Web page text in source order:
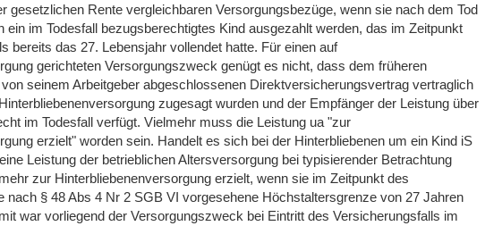
gesetzlichen Rente vergleichbaren Versorgungsbezüge, wenn sie nach dem Tod
ein im Todesfall bezugsberechtigtes Kind ausgezahlt werden, das im Zeitpunkt
bereits das 27. Lebensjahr vollendet hatte. Für einen auf
gerichteten Versorgungszweck genügt es nicht, dass dem früheren
seinem Arbeitgeber abgeschlossenen Direktversicherungsvertrag vertraglich
zugesagt wurden und der Empfänger der Leistung über
im Todesfall verfügt. Vielmehr muss die Leistung ua "zur
erzielt" worden sein. Handelt es sich bei der Hinterbliebenen um ein Kind iS
Leistung der betrieblichen Altersversorgung bei typisierender Betrachtung
zur Hinterbliebenenversorgung erzielt, wenn sie im Zeitpunkt des
nach § 48 Abs 4 Nr 2 SGB VI vorgesehene Höchstaltersgrenze von 27 Jahren
war vorliegend der Versorgungszweck bei Eintritt des Versicherungsfalls im